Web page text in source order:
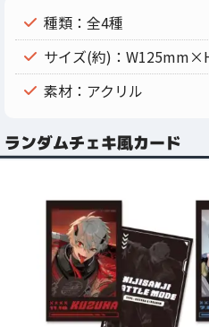
種類：全4種
サイズ(約)：
素材：アクリル
ランダムチェキ風カード